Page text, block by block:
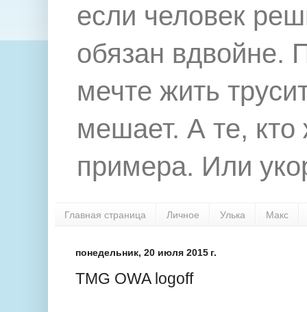
если человек
обязан вдвойне.
мечте жить
мешает. А те,
примера. Или
Главная страница Личное Улька Макс
понедельник, 20 июля 2015 г.
TMG OWA logoff